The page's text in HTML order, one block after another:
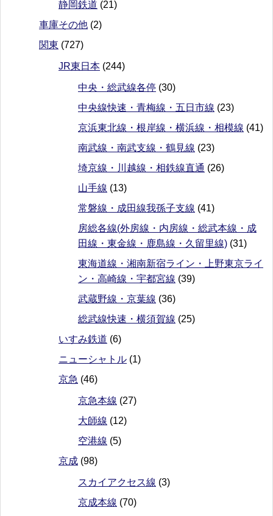
静岡鉄道 (21)
車庫その他 (2)
関東 (727)
JR東日本 (244)
中央・総武線各停 (30)
中央線快速・青梅線・五日市線 (23)
京浜東北線・根岸線・横浜線・相模線 (41)
南武線・南武支線・鶴見線 (23)
埼京線・川越線・相鉄線直通 (26)
山手線 (13)
常磐線・成田線我孫子支線 (41)
房総各線(外房線・内房線・総武本線・成
田線・東金線・鹿島線・久留里線) (31)
東海道線・湘南新宿ライン・上野東京ライ
ン・高崎線・宇都宮線 (39)
武蔵野線・京葉線 (36)
総武線快速・横須賀線 (25)
いすみ鉄道 (6)
ニューシャトル (1)
京急 (46)
京急本線 (27)
大師線 (12)
空港線 (5)
京成 (98)
スカイアクセス線 (3)
京成本線 (70)